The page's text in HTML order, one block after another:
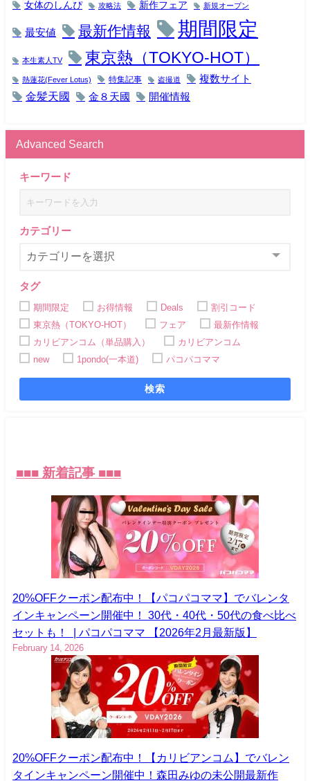
女体のしんぴ 攻略法 新作フェア 新規オープン
最安値 最新作情報 期間限定
本生素人TV 東京熱（TOKYO-HOT）
熱蓮花(Fever Lotus) 特集記事 盗撮道 複数サイト
金髪天國 金８天國 開催情報
Advanced Search
キーワード
カテゴリー
タグ
期間限定 お得情報 Deals
割引コード
東京熱（TOKYO-HOT）
フェア
最新作情報
カリビアンコム（単品購入）
カリビアンコム
new
1pondo(一本道) パコパコママ
検索
■■■ 新着記事 ■■■
20%OFFクーポン配布中！【パコパコママ】でバレンタ
インキャンペーン開催中！ 30代・40代・50代の食べ比べ
セットも！ | パコパコママ 【2026年2月最新版】
February 14, 2026
20%OFFクーポン配布中！【カリビアンコム】でバレン
タインキャンペーン開催中！森田みゆの未公開最新作